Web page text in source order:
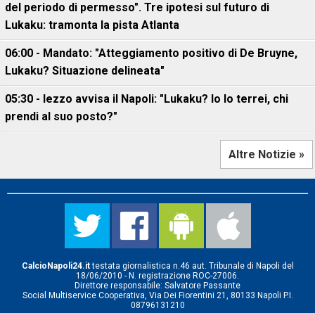
del periodo di permesso". Tre ipotesi sul futuro di
Lukaku: tramonta la pista Atlanta
06:00 - Mandato: "Atteggiamento positivo di De Bruyne,
Lukaku? Situazione delineata"
05:30 - Iezzo avvisa il Napoli: "Lukaku? Io lo terrei, chi
prendi al suo posto?"
Altre Notizie »
CalcioNapoli24.ittestata giornalistica n.46 aut. Tribunale di Napoli del
18/06/2010 - N. registrazione ROC-27006.
Direttore responsabile: Salvatore Passante
Social Multiservice Cooperativa, Via Dei Fiorentini 21, 80133 Napoli P.I.
08796131210